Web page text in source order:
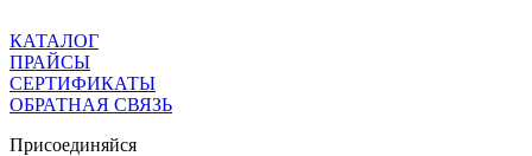
КАТАЛОГ
ПРАЙСЫ
СЕРТИФИКАТЫ
ОБРАТНАЯ СВЯЗЬ
Присоединяйся